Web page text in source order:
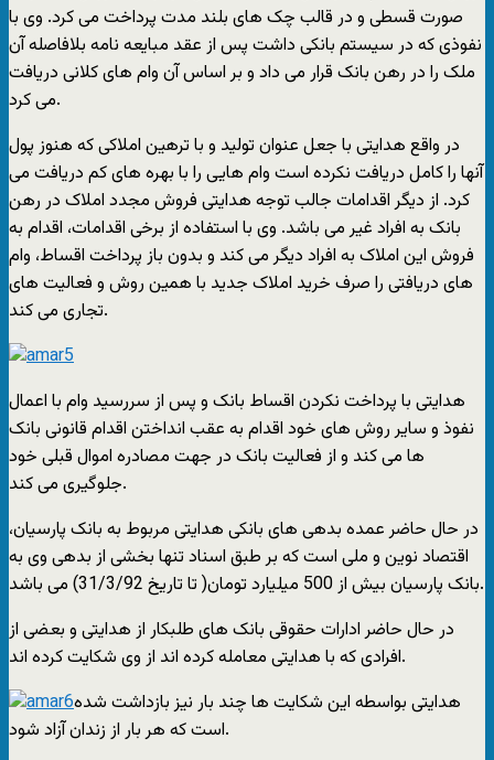
صورت قسطی و در قالب چک های بلند مدت پرداخت می کرد. وی با
نفوذی که در سیستم بانکی داشت پس از عقد مبایعه نامه بلافاصله آن
ملک را در رهن بانک قرار می داد و بر اساس آن وام های کلانی دریافت
می کرد.
در واقع هدایتی با جعل عنوان تولید و با ترهین املاکی که هنوز پول
آنها را کامل دریافت نکرده است وام هایی را با بهره های کم دریافت می
کرد. از دیگر اقدامات جالب توجه هدایتی فروش مجدد املاک در رهن
بانک به افراد غیر می باشد. وی با استفاده از برخی اقدامات، اقدام به
فروش این املاک به افراد دیگر می کند و بدون باز پرداخت اقساط، وام
های دریافتی را صرف خرید املاک جدید با همین روش و فعالیت های
تجاری می کند.
هدایتی با پرداخت نکردن اقساط بانک و پس از سررسید وام با اعمال
نفوذ و سایر روش های خود اقدام به عقب انداختن اقدام قانونی بانک
ها می کند و از فعالیت بانک در جهت مصادره اموال قبلی خود
جلوگیری می کند.
در حال حاضر عمده بدهی های بانکی هدایتی مربوط به بانک پارسیان،
اقتصاد نوین و ملی است که بر طبق اسناد تنها بخشی از بدهی وی به
بانک پارسیان بیش از 500 میلیارد تومان( تا تاریخ 31/3/92) می باشد.
در حال حاضر ادارات حقوقی بانک های طلبکار از هدایتی و بعضی از
افرادی که با هدایتی معامله کرده اند از وی شکایت کرده اند.
هدایتی بواسطه این شکایت ها چند بار نیز بازداشت شده
است که هر بار از زندان آزاد شود.